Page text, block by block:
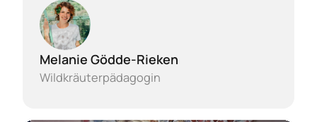
Melanie Gödde-Rieken
Wildkräuterpädagogin